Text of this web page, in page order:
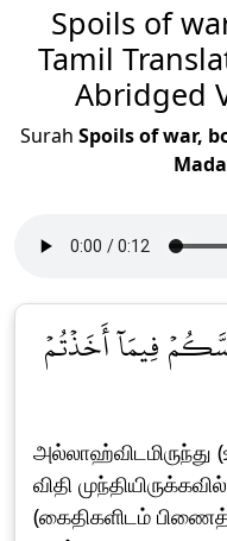
Spoils of
Tamil
Abridged
Surah Spoils of war,
فِيمَآ أَخَذۡتُمۡ
அல்லாஹ்விடமிருந்து
விதி
(கைதிகளிடம்